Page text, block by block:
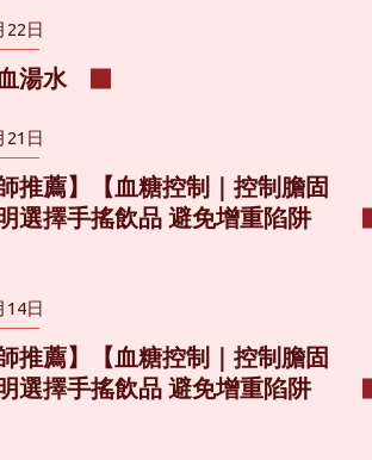
22日
湯水
21日
推薦】【血糖控制｜控制膽固
選擇手搖飲品 避免增重陷阱
14日
推薦】【血糖控制｜控制膽固
選擇手搖飲品 避免增重陷阱